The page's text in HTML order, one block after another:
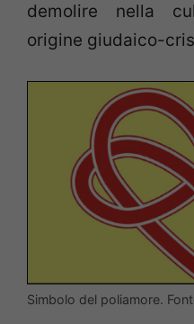
demolire nella
origine giudaico-
Simbolo del poliamore.